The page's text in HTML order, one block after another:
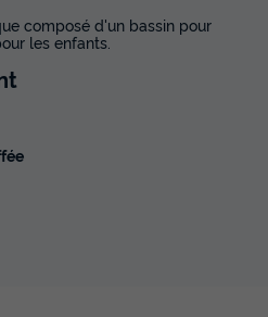
composé d'un bassin pour
les enfants.